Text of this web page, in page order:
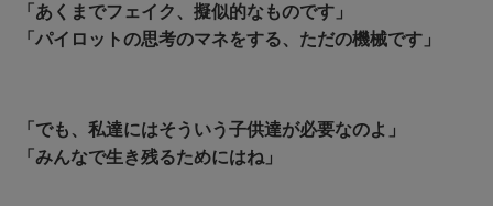
「あくまでフェイク、擬似的なものです」
「パイロットの思考のマネをする、ただの機械です」
「でも、私達にはそういう子供達が必要なのよ」
「みんなで生き残るためにはね」